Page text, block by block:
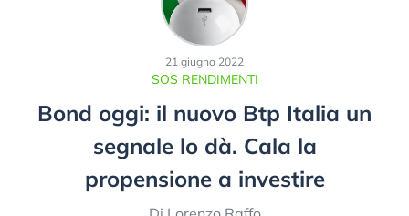
SOS RENDIMENTI
21 giugno 2022
Bond oggi: il nuovo Btp Italia un
segnale lo dà. Cala la
propensione a investire